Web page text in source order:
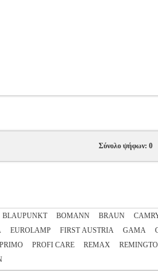
Σύνολο ψήφων: 0
BLAUPUNKT BOMANN BRAUN
EUROLAMP FIRST AUSTRIA GAMA
PRIMO PROFI CARE REMAX